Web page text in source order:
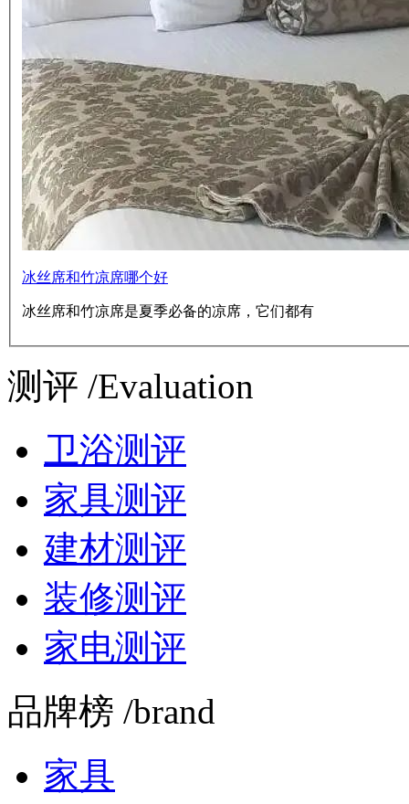
冰丝席和竹凉席哪个好
冰丝席和竹凉席是夏季必备的凉席，它们都有
测评 /Evaluation
卫浴测评
家具测评
建材测评
装修测评
家电测评
品牌榜 /brand
家具